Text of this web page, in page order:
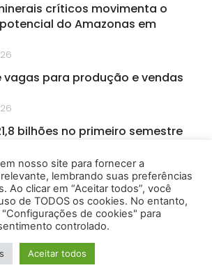
críticos movimenta o
do Amazonas em
vagas para produção e vendas
bilhões no primeiro semestre
para startups de
Amazônia
Empreendedora - Todos os Direitos
Reservados
nosso site para fornecer a
lembrando suas preferências
Ao clicar em “Aceitar todos”, você
de TODOS os cookies. No entanto,
de cookies" para
controlado.
Aceitar todos